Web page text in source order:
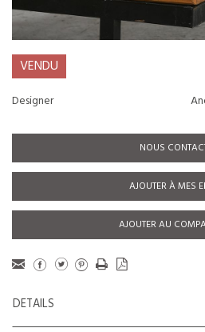
VENDU
Designer
NOUS
AJOUTER À MES
AJOUTER AU
DETAILS